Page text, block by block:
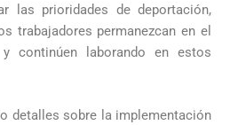
las prioridades de deportación,
trabajadores permanezcan en el
continúen laborando en estos
detalles sobre la implementación